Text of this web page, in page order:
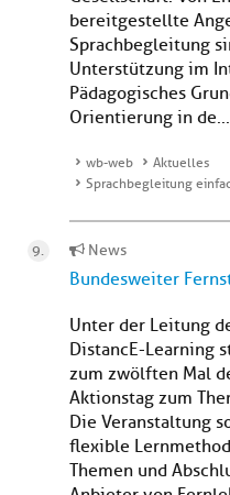
bereitgestellte
Sprachbegleitung
Unterstützung im
Pädagogisches
Orientierung in de...
wb-web
Aktuelles
Sprachbegleitung
News
Bundesweiter
Unter der Leitung
DistancE-Learning
zum zwölften Mal
Aktionstag zum
Die Veranstaltung
flexible
Themen und